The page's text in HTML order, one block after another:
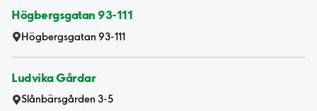
Högbergsgatan 93-111
Högbergsgatan 93-111
Ludvika Gårdar
Slånbärsgården 3-5